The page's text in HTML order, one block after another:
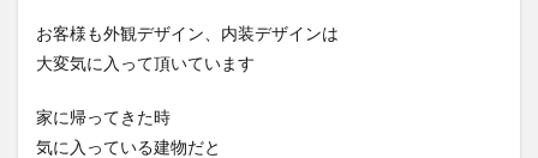
お客様も外観デザイン、内装デザインは
大変気に入って頂いています
家に帰ってきた時
気に入っている建物だと